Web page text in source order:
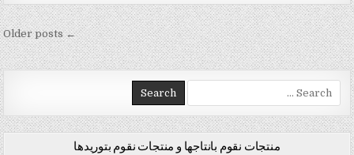
تصفّح المقالات ← Older posts
Search for:
منتجات نقوم بانتاجها و منتجات نقوم بتوريدها